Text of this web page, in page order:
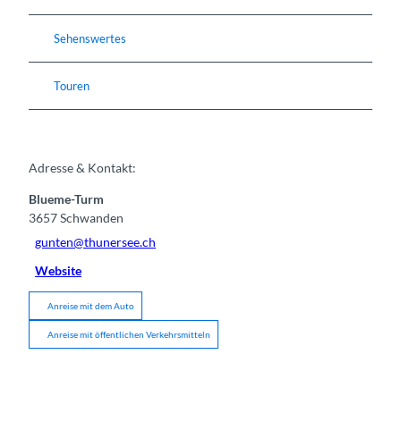
Sehenswertes
Touren
Adresse & Kontakt:
Blueme-Turm
3657Schwanden
gunten@thunersee.ch
Website
Anreise mit dem Auto
Anreise mit öffentlichen Verkehrsmitteln